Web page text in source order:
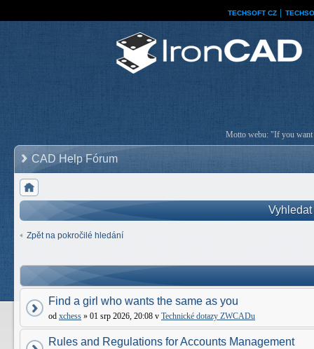
TECHSOFT CZ
Motto webu: "If you want
CAD Help Fórum
Zpět na pokročilé hledání
Find a girl who wants the same as you
od xchess » 01 srp 2026, 20:08 v Technické dotazy ZWCADu
Rules and Regulations for Accounts Management